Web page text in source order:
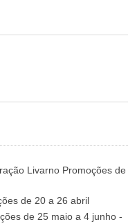
Livarno Promoções de
de 20 a 26 abril
de 25 maio a 4 junho -